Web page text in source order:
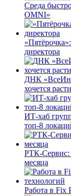
Среда
OMNI»
директора
ДНК
хочется расти
ИТ-хаб
топ-8
РТК-Сервис:
месяца
Работа в Fix